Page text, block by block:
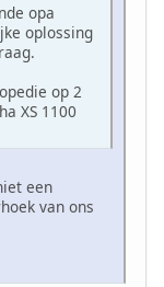
opa
oplossing
op 2
XS 1100
een
van ons